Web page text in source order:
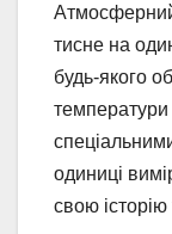
тисне на
будь-якого
температури
одиниці
свою